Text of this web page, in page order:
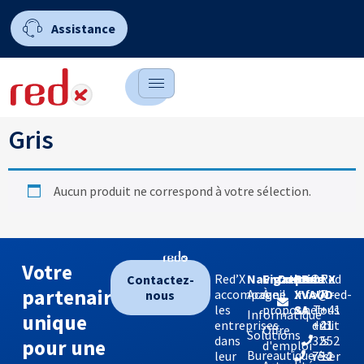
Assistance
0
Gris
Aucun produit ne correspond à votre sélection.
Votre
partenaire
unique
pour une
Contactez-
nous
Red’X
accompagne
les
entreprises
dans
leur
Navigation
Accueil
Informatique
Solutions
Bureautique
Entreprise
À
propos
Offre
d'emploi
Contact
info@red-
x.net
Red
X
SA
+41
32
754
Red’X
VAUD
+41
21
552
12
©Red
'X -
Tous
droit
s
réser